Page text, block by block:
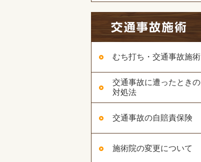
むち打ち・交通事故施術
交通事故に遭ったときの
対処法
交通事故の自賠責保険
施術院の変更について